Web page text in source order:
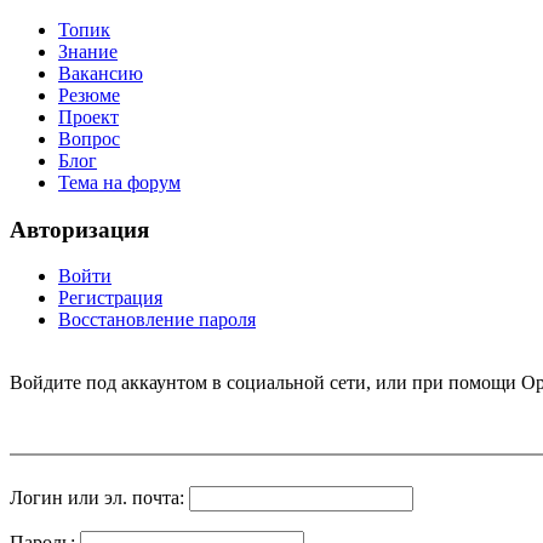
Топик
Знание
Вакансию
Резюме
Проект
Вопрос
Блог
Тема на форум
Авторизация
Войти
Регистрация
Восстановление пароля
Войдите под аккаунтом в социальной сети, или при помощи
Логин или эл. почта: